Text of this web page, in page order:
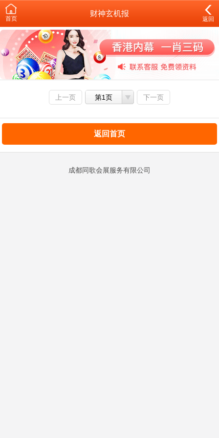
首页
财神玄机报
返回
上一页 第1页 下一页
返回首页
成都同歌会展服务有限公司